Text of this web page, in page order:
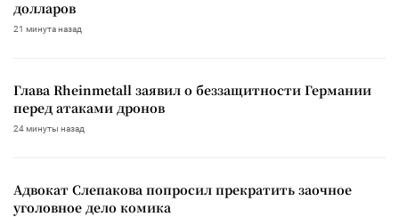
долларов
21 минута назад
Глава Rheinmetall заявил о беззащитности Германии
перед атаками дронов
24 минуты назад
Адвокат Слепакова попросил прекратить заочное
уголовное дело комика